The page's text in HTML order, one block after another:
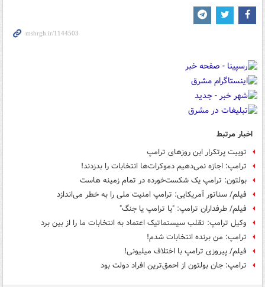
اخبار مرتبط
توییت پرتکرار این روزهای ترامپ
ترامپ: اجازه نمی‌دهیم دموکرات‌ها انتخابات را بدزدند!
بولتون: ترامپ یک شکست‌خورده در تمام زمینه هاست
فیلم/ سناتور آمریکایی: ترامپ امنیت ملی را به خطر می‌اندازد
فیلم/ طرفداران ترامپ: "یا ترامپ یا جنگ"
وکیل ترامپ: تقلب سیستماتیک اعتماد به انتخابات ما را از بین برد
ترامپ: من برنده انتخابات شدم!
فیلم/ پیروزی ترامپ با اختلاف میلیونی!
ترامپ: جان بولتون از احمق‌ترین افراد دولت بود